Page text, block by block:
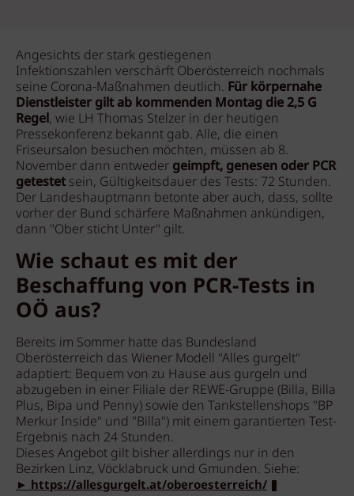
Angesichts der stark gestiegenen
Infektionszahlen verschärft Oberösterreich nochmals
seine Corona-Maßnahmen deutlich. Für körpernahe
Dienstleister gilt ab kommenden Montag die 2,5 G
Regel, wie LH Thomas Stelzer in der heutigen
Pressekonferenz bekannt gab. Alle, die einen
Friseursalon besuchen möchten, müssen ab 8.
November dann entweder geimpft, genesen oder PCR
getestetsein, Gültigkeitsdauer des Tests: 72 Stunden.
Der Landeshauptmann betonte aber auch, dass, sollte
vorher der Bund schärfere Maßnahmen ankündigen,
dann "Ober sticht Unter" gilt.
Wie schaut es mit der
Beschaffung von PCR-Tests in
OÖ aus?
Bereits im Sommer hatte das Bundesland
Oberösterreich das Wiener Modell "Alles gurgelt"
adaptiert: Bequem von zu Hause aus gurgeln und
abzugeben in einer Filiale der REWE-Gruppe (Billa, Billa
Plus, Bipa und Penny) sowie den Tankstellenshops "BP
Merkur Inside" und "Billa") mit einem garantierten Test-
Ergebnis nach 24 Stunden.
Dieses Angebot gilt bisher allerdings nur in den
Bezirken Linz, Vöcklabruck und Gmunden. Siehe:
► https://allesgurgelt.at/oberoesterreich/